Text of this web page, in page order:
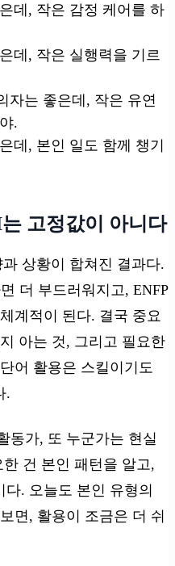
데, 작은 감정 케어를 하
데, 작은 실행력을 기르
자는 좋은데, 작은 유연
.
데, 본인 일도 함께 챙기
고정값이 아니다
상황이 합쳐진 결과다.
더 부드러워지고, ENFP
계적이 된다. 결국 중요
아는 것, 그리고 필요한
어 활용은 스킬이기도
.
동가, 또 누군가는 현실
건 본인 패턴을 알고,
. 오늘도 본인 유형의
면, 활용이 조금은 더 쉬